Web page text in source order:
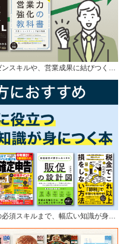
スキルや、営業成果に結びつく…
必須スキルまで、幅広い知識が身…